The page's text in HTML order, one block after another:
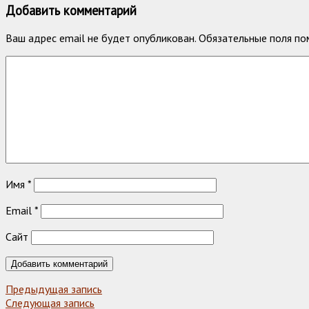
Добавить комментарий
Ваш адрес email не будет опубликован. Обязательные поля
Имя *
Email *
Сайт
Предыдущая запись
Следующая запись